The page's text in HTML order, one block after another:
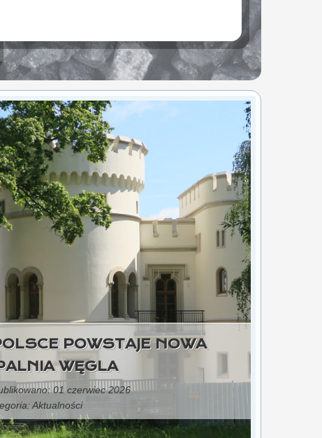
POWSTAJE NOWA
WĘGLA
01 czerwiec 2026
Aktualności